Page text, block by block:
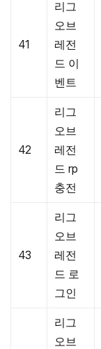
41
리그
오브
레전
드 이
벤트
42
리그
오브
레전
드 rp
충전
43
리그
오브
레전
드 로
그인
리그
오브